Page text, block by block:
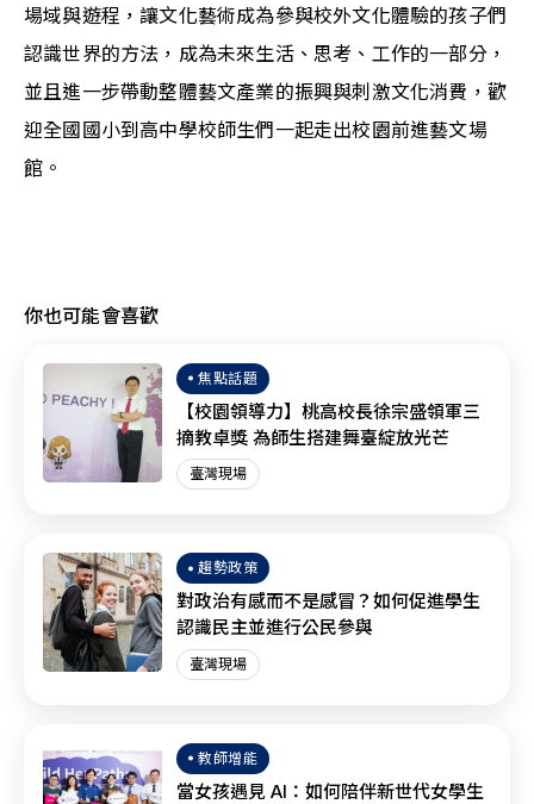
場域與遊程，讓文化藝術成為參與校外文化體驗的孩子們
認識世界的方法，成為未來生活、思考、工作的一部分，
並且進一步帶動整體藝文產業的振興與刺激文化消費，歡
迎全國國小到高中學校師生們一起走出校園前進藝文場
館。
你也可能會喜歡
焦點話題
【校園領導力】桃高校長徐宗盛領軍三
摘教卓獎 為師生搭建舞臺綻放光芒
臺灣現場
趨勢政策
對政治有感而不是感冒？如何促進學生
認識民主並進行公民參與
臺灣現場
教師增能
當女孩遇見 AI：如何陪伴新世代女學生